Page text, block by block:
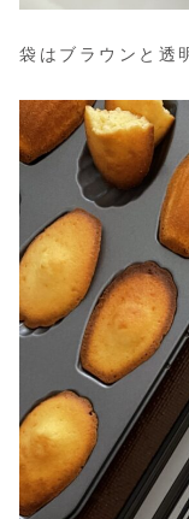
袋はブラウンと透